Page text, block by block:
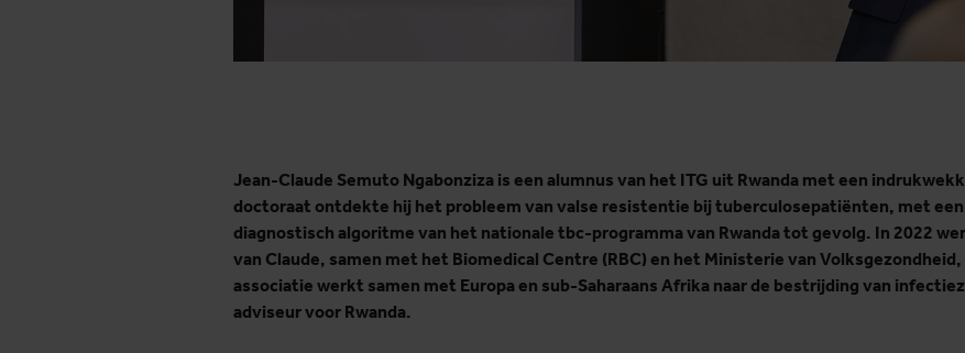
Jean-Claude Semuto Ngabonziza is een alumnus van het ITG uit Rwanda met een
doctoraat ontdekte hij het probleem van valse resistentie bij tuberculosepatiënten, met
diagnostisch algoritme van het nationale tbc-programma van Rwanda tot gevolg. In 2022
van Claude, samen met het Biomedical Centre (RBC) en het Ministerie van
associatie werkt samen met Europa en sub-Saharaans Afrika naar de bestrijding van
adviseur voor Rwanda.